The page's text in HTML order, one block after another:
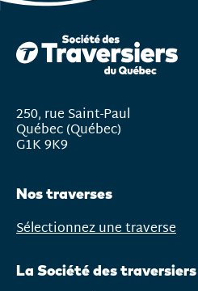
250, rue Saint-Paul
Québec (Québec)
G1K 9K9
Nos traverses
Ouvrir
menu
Sélectionnez une traverse
La Société des traversiers